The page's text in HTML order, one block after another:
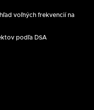
voľných frekvencií na
podľa DSA